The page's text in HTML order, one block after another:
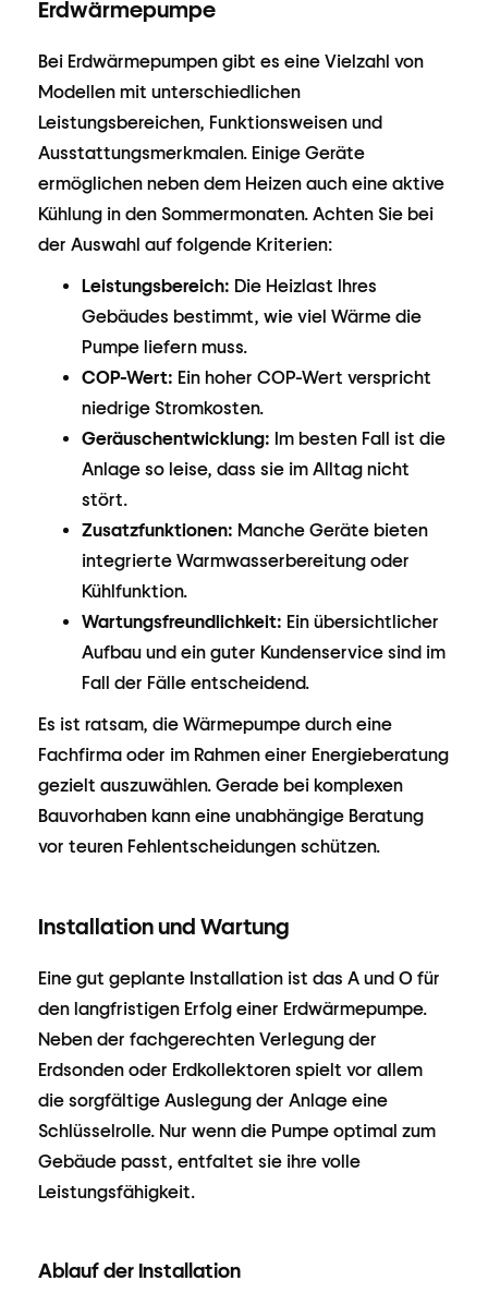
Erdwärmepumpe
Bei Erdwärmepumpen gibt es eine Vielzahl von
Modellen mit unterschiedlichen
Leistungsbereichen, Funktionsweisen und
Ausstattungsmerkmalen. Einige Geräte
ermöglichen neben dem Heizen auch eine aktive
Kühlung in den Sommermonaten. Achten Sie bei
der Auswahl auf folgende Kriterien:
Leistungsbereich: Die Heizlast Ihres
Gebäudes bestimmt, wie viel Wärme die
Pumpe liefern muss.
COP-Wert: Ein hoher COP-Wert verspricht
niedrige Stromkosten.
Geräuschentwicklung: Im besten Fall ist die
Anlage so leise, dass sie im Alltag nicht
stört.
Zusatzfunktionen: Manche Geräte bieten
integrierte Warmwasserbereitung oder
Kühlfunktion.
Wartungsfreundlichkeit: Ein übersichtlicher
Aufbau und ein guter Kundenservice sind im
Fall der Fälle entscheidend.
Es ist ratsam, die Wärmepumpe durch eine
Fachfirma oder im Rahmen einer Energieberatung
gezielt auszuwählen. Gerade bei komplexen
Bauvorhaben kann eine unabhängige Beratung
vor teuren Fehlentscheidungen schützen.
Installation und Wartung
Eine gut geplante Installation ist das A und O für
den langfristigen Erfolg einer Erdwärmepumpe.
Neben der fachgerechten Verlegung der
Erdsonden oder Erdkollektoren spielt vor allem
die sorgfältige Auslegung der Anlage eine
Schlüsselrolle. Nur wenn die Pumpe optimal zum
Gebäude passt, entfaltet sie ihre volle
Leistungsfähigkeit.
Ablauf der Installation